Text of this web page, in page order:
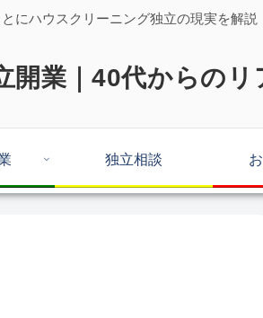
にハウスクリーニング独立の現実を解説
開業｜40代からのリ
独立相談